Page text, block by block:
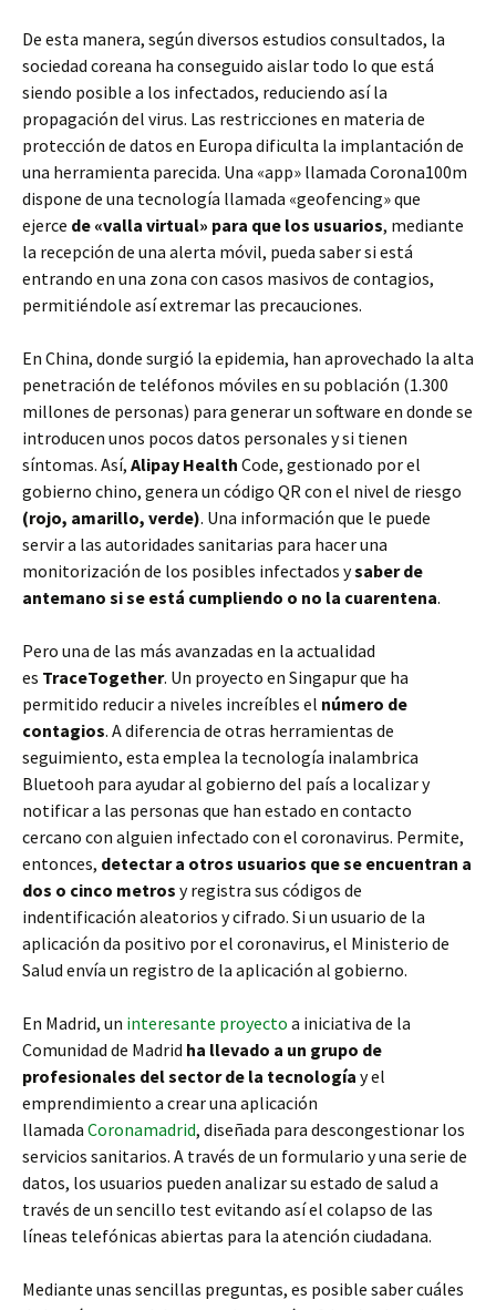
De esta manera, según diversos estudios consultados, la
sociedad coreana ha conseguido aislar todo lo que está
siendo posible a los infectados, reduciendo así la
propagación del virus. Las restricciones en materia de
protección de datos en Europa dificulta la implantación de
una herramienta parecida. Una «app» llamada Corona100m
dispone de una tecnología llamada «geofencing» que
ejerce de «valla virtual» para que los usuarios, mediante
la recepción de una alerta móvil, pueda saber si está
entrando en una zona con casos masivos de contagios,
permitiéndole así extremar las precauciones.
En China, donde surgió la epidemia, han aprovechado la alta
penetración de teléfonos móviles en su población (1.300
millones de personas) para generar un software en donde se
introducen unos pocos datos personales y si tienen
síntomas. Así, Alipay Health Code, gestionado por el
gobierno chino, genera un código QR con el nivel de riesgo
(rojo, amarillo, verde). Una información que le puede
servir a las autoridades sanitarias para hacer una
monitorización de los posibles infectados ysaber de
antemano si se está cumpliendo o no la cuarentena.
Pero una de las más avanzadas en la actualidad
es TraceTogether. Un proyecto en Singapur que ha
permitido reducir a niveles increíbles el número de
contagios. A diferencia de otras herramientas de
seguimiento, esta emplea la tecnología inalambrica
Bluetooh para ayudar al gobierno del país a localizar y
notificar a las personas que han estado en contacto
cercano con alguien infectado con el coronavirus. Permite,
entonces, detectar a otros usuarios que se encuentran a
dos o cinco metros y registra sus códigos de
indentificación aleatorios y cifrado. Si un usuario de la
aplicación da positivo por el coronavirus, el Ministerio de
Salud envía un registro de la aplicación al gobierno.
En Madrid, un interesante proyecto a iniciativa de la
Comunidad de Madrid ha llevado a un grupo de
profesionales del sector de la tecnología y el
emprendimiento a crear una aplicación
llamada Coronamadrid, diseñada para descongestionar los
servicios sanitarios. A través de un formulario y una serie de
datos, los usuarios pueden analizar su estado de salud a
través de un sencillo test evitando así el colapso de las
líneas telefónicas abiertas para la atención ciudadana.
Mediante unas sencillas preguntas, es posible saber cuáles